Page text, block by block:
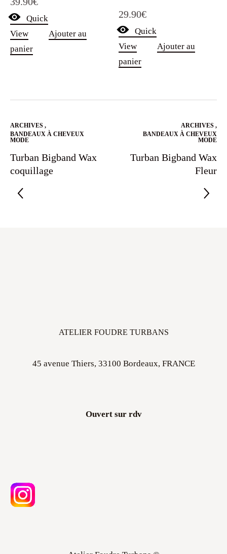
Quick
View
Ajouter au
panier
29.90€
Quick
View
Ajouter au
panier
ARCHIVES ,
BANDEAUX À CHEVEUX
MODE
Turban Bigband Wax
coquillage
ARCHIVES ,
BANDEAUX À CHEVEUX
MODE
Turban Bigband Wax
Fleur
ATELIER FOUDRE TURBANS
45 avenue Thiers, 33100 Bordeaux, FRANCE
Ouvert sur rdv